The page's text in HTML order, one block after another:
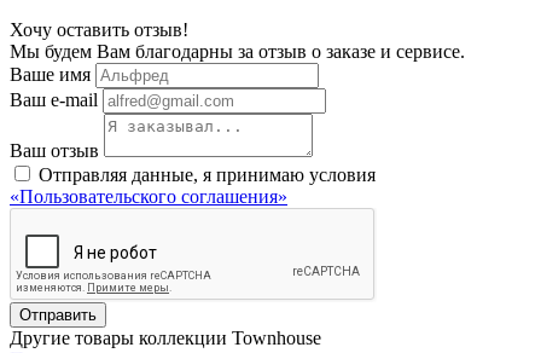
Хочу оставить отзыв!
Мы будем Вам благодарны за отзыв о заказе и сервисе.
Ваше имя
Ваш e-mail
Ваш отзыв
Отправляя данные, я принимаю условия
«Пользовательского соглашения»
Отправить
Другие товары коллекции Townhouse